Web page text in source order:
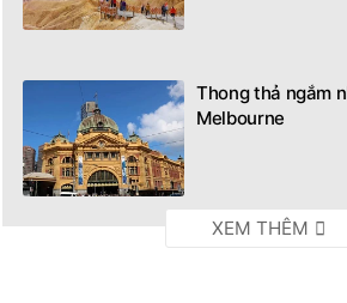
Thong thả ngắm
Melbourne